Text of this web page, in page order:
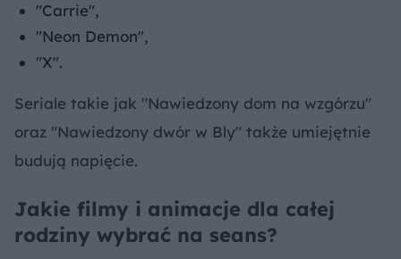
"Carrie",
"Neon Demon",
"X".
Seriale takie jak "Nawiedzony dom na wzgórzu"
oraz "Nawiedzony dwór w Bly" także umiejętnie
budują napięcie.
Jakie filmy i animacje dla całej
rodziny wybrać na seans?